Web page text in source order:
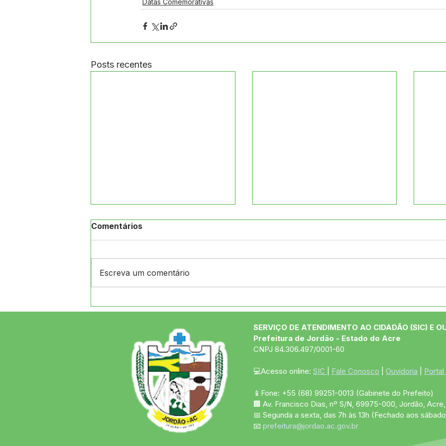
Datas Comemorativas
Posts recentes
Namorados!
Christi
das
Comentários
Escreva um comentário
SERVIÇO DE ATENDIMENTO AO CIDADÃO (SIC) E
Prefeitura de Jordão - Estado do Acre
CNPJ 84.306.497/0001-60
💻Acesso online: SIC Fale Conosco Ouvidoria
📱Fone: +55 (68) 99251-0013 (Gabinete do Prefeito)
🏢 Av. Francisco Dias, nº S/N, 69975-000, Jordão,
📅 Segunda a sexta, das 7h às 13h (Fechado aos
📧 prefeitura@jordao.ac.gov.br